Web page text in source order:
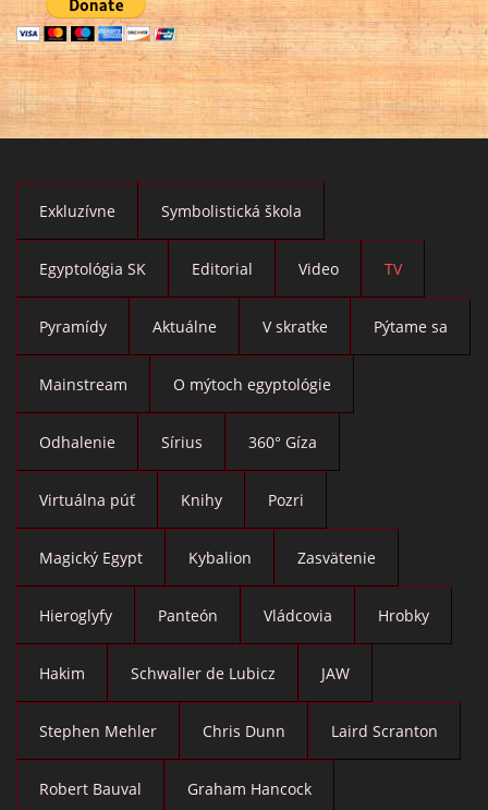
Exkluzívne Symbolistická škola
Egyptológia SK Editorial Video TV
Pyramídy Aktuálne V skratke Pýtame sa
Mainstream O mýtoch egyptológie
Odhalenie Sírius 360° Gíza
Virtuálna púť Knihy Pozri
Magický Egypt Kybalion Zasvätenie
Hieroglyfy Panteón Vládcovia Hrobky
Hakim Schwaller de Lubicz JAW
Stephen Mehler Chris Dunn Laird Scranton
Robert Bauval Graham Hancock